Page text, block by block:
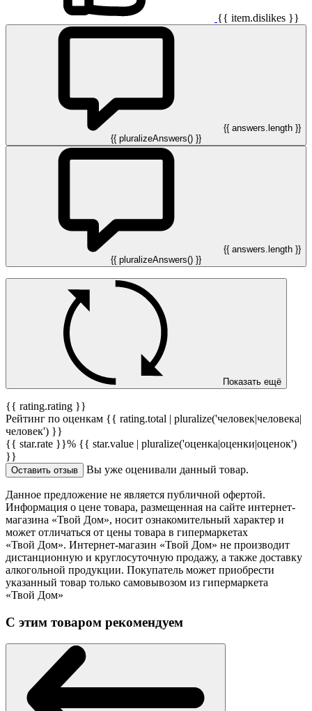
{{ item.dislikes }}
{{ answers.length }}
{{ pluralizeAnswers() }}
{{ answers.length }}
{{ pluralizeAnswers() }}
Показать ещё
{{ rating.rating }}
Рейтинг по оценкам {{ rating.total | pluralize('человек|человека|
человек') }}
{{ star.rate }}% {{ star.value | pluralize('оценка|оценки|оценок')
}}
Оставить отзыв Вы уже оценивали данный товар.
Данное предложение не является публичной офертой.
Информация о цене товара, размещенная на сайте интернет-
магазина «Твой Дом», носит ознакомительный характер и
может отличаться от цены товара в гипермаркетах
«Твой Дом». Интернет-магазин «Твой Дом» не производит
дистанционную и круглосуточную продажу, а также доставку
алкогольной продукции. Покупатель может приобрести
указанный товар только самовывозом из гипермаркета
«Твой Дом»
С этим товаром рекомендуем